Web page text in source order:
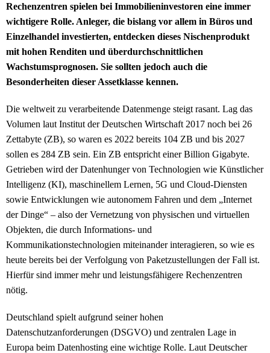
Rechenzentren spielen bei Immobilieninvestoren eine immer
wichtigere Rolle. Anleger, die bislang vor allem in Büros und
Einzelhandel investierten, entdecken dieses Nischenprodukt
mit hohen Renditen und überdurchschnittlichen
Wachstumsprognosen. Sie sollten jedoch auch die
Besonderheiten dieser Assetklasse kennen.
Die weltweit zu verarbeitende Datenmenge steigt rasant. Lag das
Volumen laut Institut der Deutschen Wirtschaft 2017 noch bei 26
Zettabyte (ZB), so waren es 2022 bereits 104 ZB und bis 2027
sollen es 284 ZB sein. Ein ZB entspricht einer Billion Gigabyte.
Getrieben wird der Datenhunger von Technologien wie Künstlicher
Intelligenz (KI), maschinellem Lernen, 5G und Cloud-Diensten
sowie Entwicklungen wie autonomem Fahren und dem „Internet
der Dinge“ – also der Vernetzung von physischen und virtuellen
Objekten, die durch Informations- und
Kommunikationstechnologien miteinander interagieren, so wie es
heute bereits bei der Verfolgung von Paketzustellungen der Fall ist.
Hierfür sind immer mehr und leistungsfähigere Rechenzentren
nötig.
Deutschland spielt aufgrund seiner hohen
Datenschutzanforderungen (DSGVO) und zentralen Lage in
Europa beim Datenhosting eine wichtige Rolle. Laut Deutscher